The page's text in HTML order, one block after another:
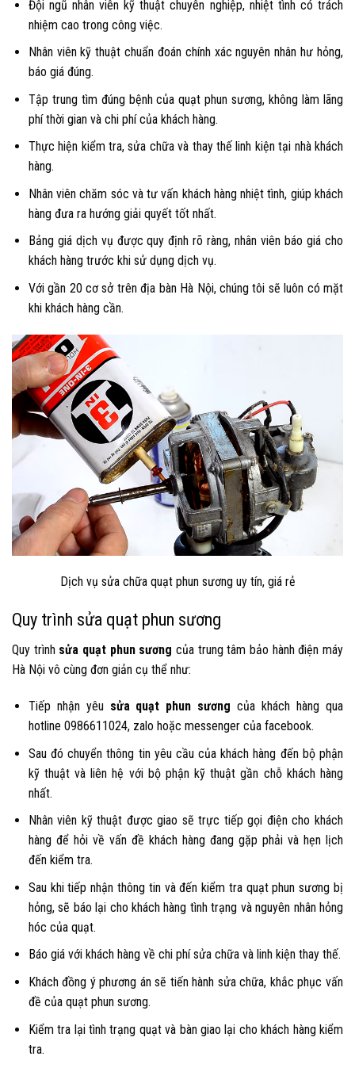
Đội ngũ nhân viên kỹ thuật chuyên nghiệp, nhiệt tình có trách
nhiệm cao trong công việc.
Nhân viên kỹ thuật chuẩn đoán chính xác nguyên nhân hư hỏng,
báo giá đúng.
Tập trung tìm đúng bệnh của quạt phun sương, không làm lãng
phí thời gian và chi phí của khách hàng.
Thực hiện kiểm tra, sửa chữa và thay thế linh kiện tại nhà khách
hàng.
Nhân viên chăm sóc và tư vấn khách hàng nhiệt tình, giúp khách
hàng đưa ra hướng giải quyết tốt nhất.
Bảng giá dịch vụ được quy định rõ ràng, nhân viên báo giá cho
khách hàng trước khi sử dụng dịch vụ.
Với gần 20 cơ sở trên địa bàn Hà Nội, chúng tôi sẽ luôn có mặt
khi khách hàng cần.
Dịch vụ sửa chữa quạt phun sương uy tín, giá rẻ
Quy trình sửa quạt phun sương
Quy trình sửa quạt phun sương của trung tâm bảo hành điện máy
Hà Nội vô cùng đơn giản cụ thể như:
Tiếp nhận yêusửa quạt phun sương của khách hàng qua
hotline 0986611024, zalo hoặc messenger của facebook.
Sau đó chuyển thông tin yêu cầu của khách hàng đến bộ phận
kỹ thuật và liên hệ với bộ phận kỹ thuật gần chỗ khách hàng
nhất.
Nhân viên kỹ thuật được giao sẽ trực tiếp gọi điện cho khách
hàng để hỏi về vấn đề khách hàng đang gặp phải và hẹn lịch
đến kiểm tra.
Sau khi tiếp nhận thông tin và đến kiểm tra quạt phun sương bị
hỏng, sẽ báo lại cho khách hàng tình trạng và nguyên nhân hỏng
hóc của quạt.
Báo giá với khách hàng về chi phí sửa chữa và linh kiện thay thế.
Khách đồng ý phương án sẽ tiến hành sửa chữa, khắc phục vấn
đề của quạt phun sương.
Kiểm tra lại tình trạng quạt và bàn giao lại cho khách hàng kiểm
tra.